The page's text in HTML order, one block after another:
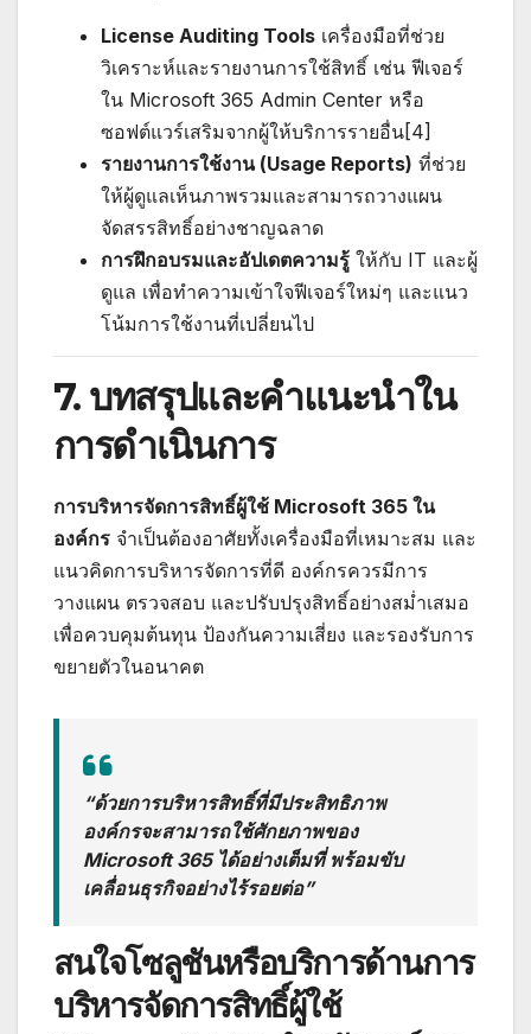
License Auditing Tools เครื่องมือที่ช่วย
วิเคราะห์และรายงานการใช้สิทธิ์ เช่น ฟีเจอร์
ใน Microsoft 365 Admin Center หรือ
ซอฟต์แวร์เสริมจากผู้ให้บริการรายอื่น[4]
รายงานการใช้งาน (Usage Reports) ที่ช่วย
ให้ผู้ดูแลเห็นภาพรวมและสามารถวางแผน
จัดสรรสิทธิ์อย่างชาญฉลาด
การฝึกอบรมและอัปเดตความรู้ ให้กับ IT และผู้
ดูแล เพื่อทำความเข้าใจฟีเจอร์ใหม่ๆ และแนว
โน้มการใช้งานที่เปลี่ยนไป
7. บทสรุปและคำแนะนำใน
การดำเนินการ
การบริหารจัดการสิทธิ์ผู้ใช้ Microsoft 365 ใน
องค์กร จำเป็นต้องอาศัยทั้งเครื่องมือที่เหมาะสม และ
แนวคิดการบริหารจัดการที่ดี องค์กรควรมีการ
วางแผน ตรวจสอบ และปรับปรุงสิทธิ์อย่างสม่ำเสมอ
เพื่อควบคุมต้นทุน ป้องกันความเสี่ยง และรองรับการ
ขยายตัวในอนาคต
“ด้วยการบริหารสิทธิ์ที่มีประสิทธิภาพ
องค์กรจะสามารถใช้ศักยภาพของ
Microsoft 365 ได้อย่างเต็มที่ พร้อมขับ
เคลื่อนธุรกิจอย่างไร้รอยต่อ”
สนใจโซลูชันหรือบริการด้านการ
บริหารจัดการสิทธิ์ผู้ใช้